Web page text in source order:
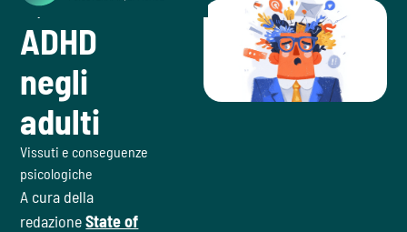
Inizia ora
July 2, 2026
ADHD
negli
adulti
Vissuti e conseguenze
psicologiche
A cura della
redazioneState of